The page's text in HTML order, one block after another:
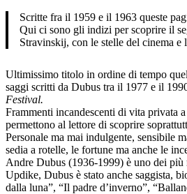
Scritte fra il 1959 e il 1963 queste
Qui ci sono gli indizi per scoprire il
Stravinskij, con le stelle del cinema e
Ultimissimo titolo in ordine di tempo
saggi scritti da Dubus tra il 1977 e il
Festival.
Frammenti incandescenti di vita privata
permettono al lettore di scoprire
Personale ma mai indulgente, sensibile
sedia a rotelle, le fortune ma anche le
Andre Dubus (1936-1999) è uno dei
Updike, Dubus è stato anche saggista,
dalla luna”, “Il padre d’inverno”,